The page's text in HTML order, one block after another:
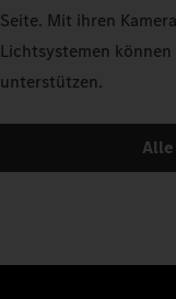
Seite. Mit ihren
Lichtsystemen
unterstützen.